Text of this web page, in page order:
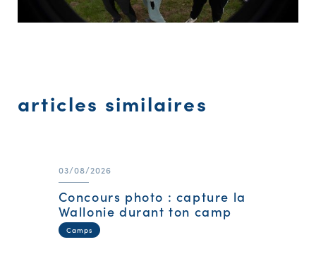
articles similaires
03/08/2026
Concours photo : capture la
Wallonie durant ton camp
Camps